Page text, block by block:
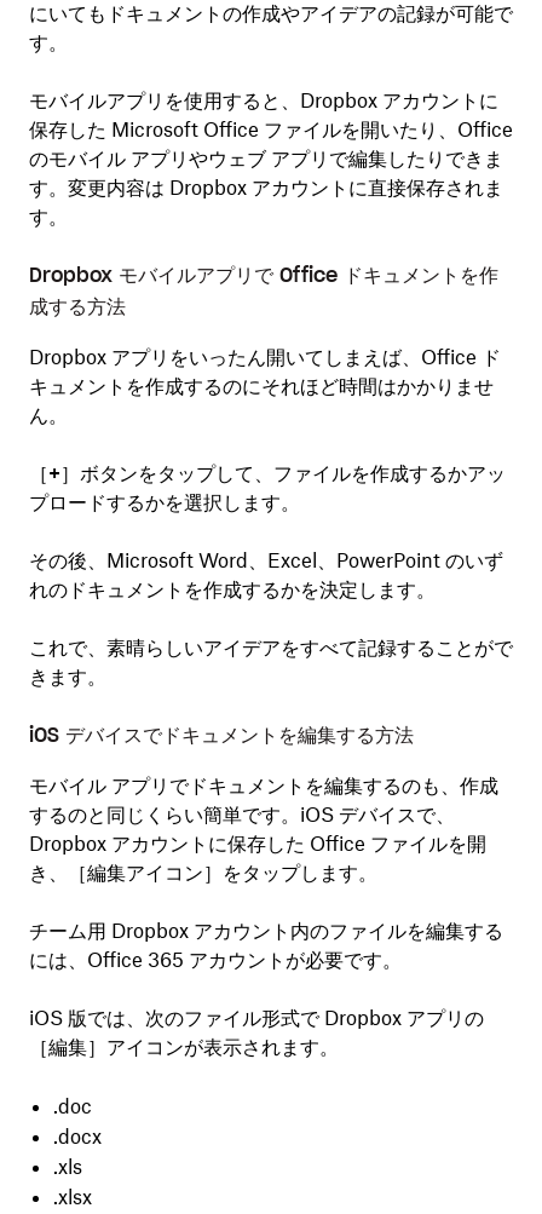
にいてもドキュメントの作成やアイデアの記録が可能で
す。
モバイルアプリを使用すると、Dropbox アカウントに
保存した Microsoft Office ファイルを開いたり、Office
のモバイル アプリやウェブ アプリで編集したりできま
す。変更内容は Dropbox アカウントに直接保存されま
す。
Dropbox モバイルアプリで Office ドキュメントを作
成する方法
Dropbox アプリをいったん開いてしまえば、Office ド
キュメントを作成するのにそれほど時間はかかりませ
ん。
［+］ボタンをタップして、ファイルを作成するかアッ
プロードするかを選択します。
その後、Microsoft Word、Excel、PowerPoint のいず
れのドキュメントを作成するかを決定します。
これで、素晴らしいアイデアをすべて記録することがで
きます。
iOS デバイスでドキュメントを編集する方法
モバイル アプリでドキュメントを編集するのも、作成
するのと同じくらい簡単です。iOS デバイスで、
Dropbox アカウントに保存した Office ファイルを開
き、［編集アイコン］をタップします。
チーム用 Dropbox アカウント内のファイルを編集する
には、Office 365 アカウントが必要です。
iOS 版では、次のファイル形式で Dropbox アプリの
［編集］アイコンが表示されます。
.doc
.docx
.xls
.xlsx